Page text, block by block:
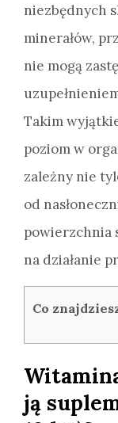
niezbędnych
minerałów,
nie mogą
Takim
poziom w
zależny nie
od
powierzchnia
na działanie
Co
ją